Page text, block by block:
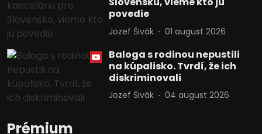
povedie
Jozef Šivák 01 august 2026
Baloga s rodinou nepustili
na kúpalisko. Tvrdí, že ich
diskriminovali
Jozef Šivák 04 august 2026
Prémium